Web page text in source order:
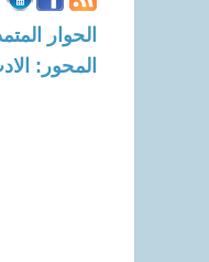
الحوار المتمدن-العدد:
المحور: